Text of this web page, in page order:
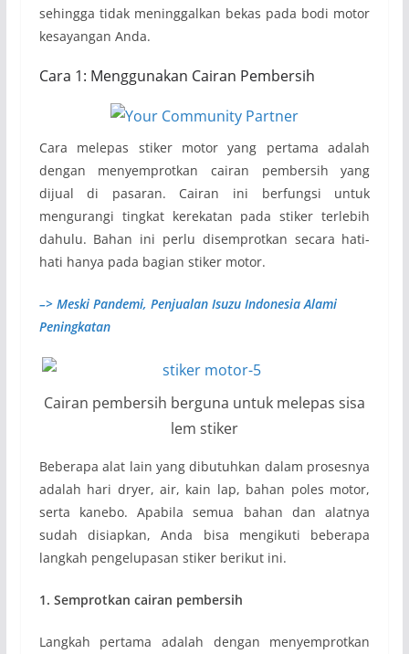
sehingga tidak meninggalkan bekas pada bodi motor
kesayangan Anda.
Cara 1: Menggunakan Cairan Pembersih
Cara melepas stiker motor yang pertama adalah
dengan menyemprotkan cairan pembersih yang
dijual di pasaran. Cairan ini berfungsi untuk
mengurangi tingkat kerekatan pada stiker terlebih
dahulu. Bahan ini perlu disemprotkan secara hati-
hati hanya pada bagian stiker motor.
–> Meski Pandemi, Penjualan Isuzu Indonesia Alami
Peningkatan
Cairan pembersih berguna untuk melepas sisa
lem stiker
Beberapa alat lain yang dibutuhkan dalam prosesnya
adalah hari dryer, air, kain lap, bahan poles motor,
serta kanebo. Apabila semua bahan dan alatnya
sudah disiapkan, Anda bisa mengikuti beberapa
langkah pengelupasan stiker berikut ini.
1. Semprotkan cairan pembersih
Langkah pertama adalah dengan menyemprotkan